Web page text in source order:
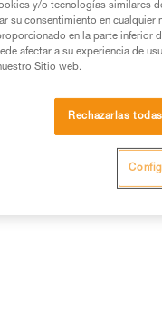
boletín
nuestras
y/o tecnologías similares
su consentimiento en
en la parte inferior
afectar a su experiencia de
Sitio web.
Rechazarlas